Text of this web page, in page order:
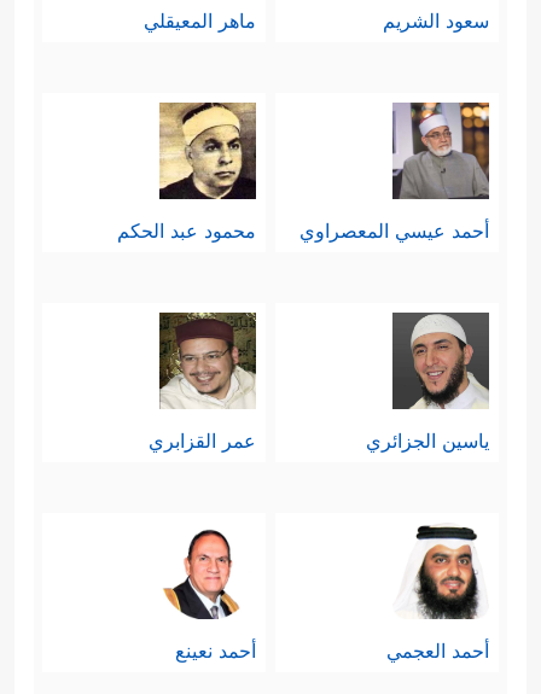
سعود الشريم ماهر المعيقلي
أحمد عيسي المعصراوي محمود عبد الحكم
ياسين الجزائري عمر القزابري
أحمد العجمي أحمد نعينع